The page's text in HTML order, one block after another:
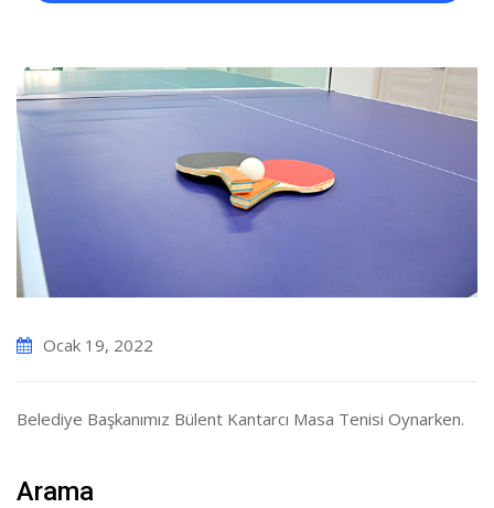
Ocak 19, 2022
Belediye Başkanımız Bülent Kantarcı Masa Tenisi Oynarken.
Arama